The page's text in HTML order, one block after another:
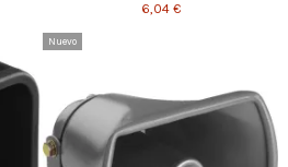
6,04 €
Nuevo